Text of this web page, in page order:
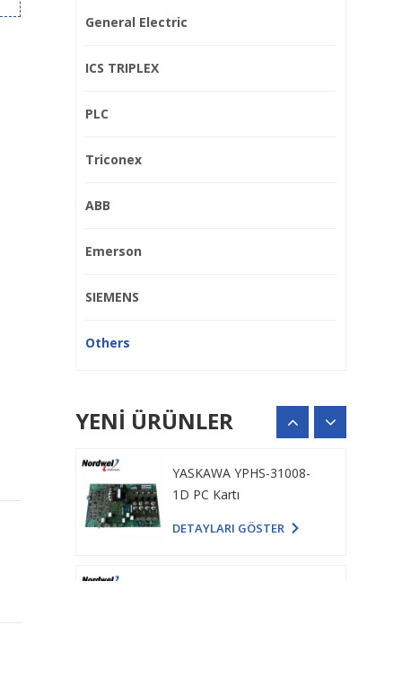
General Electric
ICS TRIPLEX
PLC
Triconex
ABB
Emerson
SIEMENS
Others
YENI ÜRÜNLER
DETAYLARI GÖSTER
Schneider PN658743P4
Güç kartı
DETAYLARI GÖSTER